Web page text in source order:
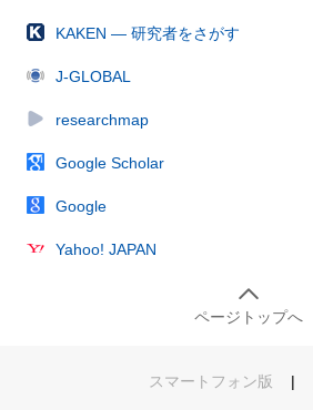
KAKEN — 研究者をさがす
J-GLOBAL
researchmap
Google Scholar
Google
Yahoo! JAPAN
ページトップへ
スマートフォン版 |